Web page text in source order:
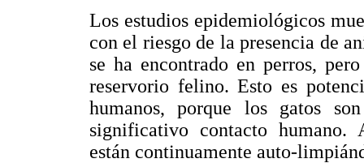
Los estudios epidemiológicos
con el riesgo de la presencia de
se ha encontrado en perros,
reservorio felino. Esto es
humanos, porque los gatos
significativo contacto humano.
están continuamente auto-